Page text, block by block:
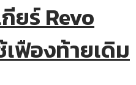
ยร์ Revo
เฟืองท้ายเดิม